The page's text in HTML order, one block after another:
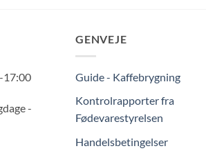
17:00
-
GENVEJE
Guide - Kaffebrygning
Kontrolrapporter fra
Fødevarestyrelsen
Handelsbetingelser